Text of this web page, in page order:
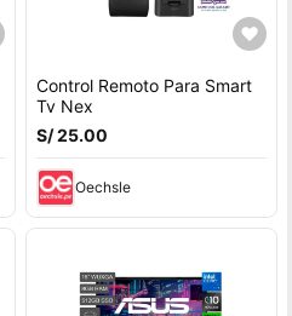
Control Remoto Para Smart
Tv Nex
S/ 25.00
Oechsle